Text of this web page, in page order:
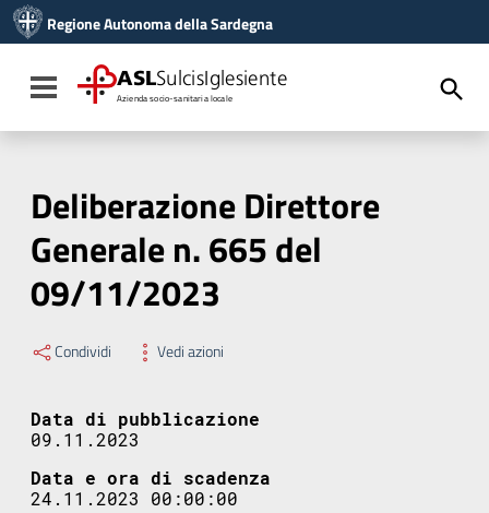
Vai al menu di navigazione
Vai al footer
Regione Autonoma della Sardegna
Toggle navigation
ASLSulcisIglesiente
Azienda socio-sanitaria locale
Deliberazione Direttore
Generale n. 665 del
09/11/2023
Condividi Vedi azioni
Data di pubblicazione
09.11.2023
Data e ora di scadenza
24.11.2023 00:00:00